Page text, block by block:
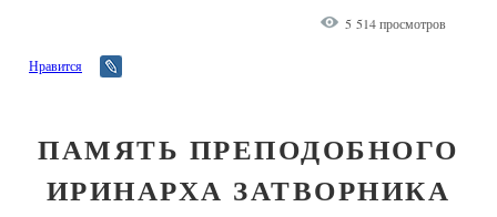
5 514 просмотров
Нравится
ПАМЯТЬ ПРЕПОДОБНОГО
ИРИНАРХА ЗАТВОРНИКА